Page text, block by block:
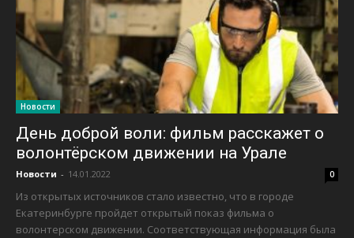
Новости
День доброй воли: фильм расскажет о
волонтёрском движении на Урале
Новости - 14.01.2022 0
Из открытых источников стало известно, что в городе
Екатеринбурге пройдет открытый показ фильма о
волонтерском движении. Соответствующая информация была